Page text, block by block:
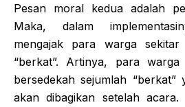
Pesan moral kedua adalah
Maka, dalam
mengajak para warga sekitar
“berkat”. Artinya, para
bersedekah sejumlah “berkat”
akan dibagikan setelah acara.